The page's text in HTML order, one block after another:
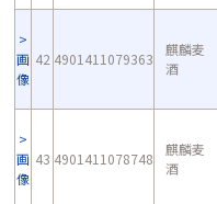
画
像
42 4901411079363
麒麟麦
酒
画
像
43 4901411078748
麒麟麦
酒